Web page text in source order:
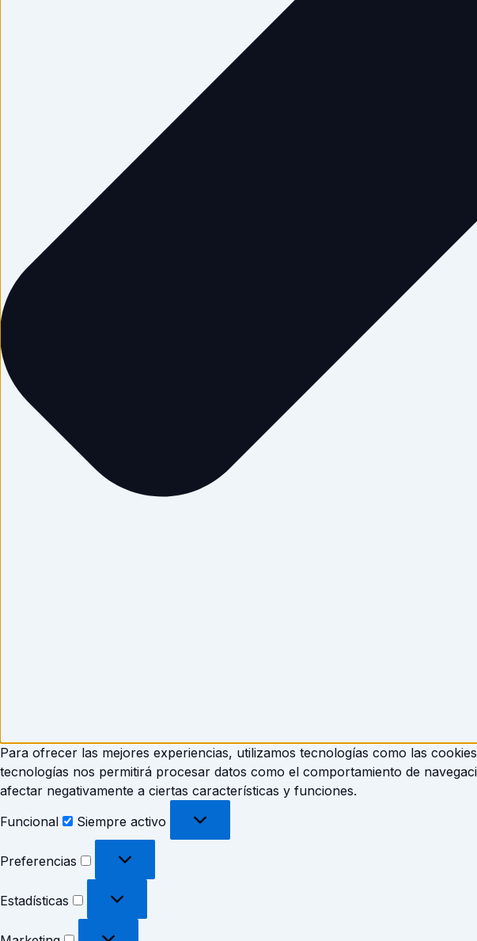
Para ofrecer las mejores experiencias, utilizamos tecnologías como las
tecnologías nos permitirá procesar datos como el comportamiento de
afectar negativamente a ciertas características y funciones.
Funcional
Siempre activo
Preferencias
Estadísticas